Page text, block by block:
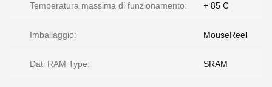
Temperatura massima di funzionamento: + 85 C
Imballaggio: MouseReel
Dati RAM Type: SRAM